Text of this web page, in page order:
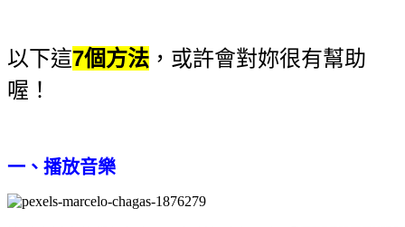
以下這7個方法 ，或許會對妳很有幫助
喔！
一、播放音樂